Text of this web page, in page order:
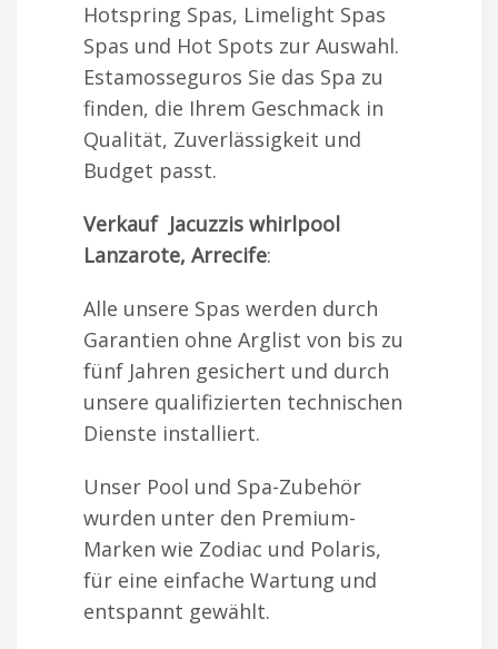
Hotspring Spas, Limelight Spas
Spas und Hot Spots zur Auswahl.
Estamosseguros Sie das Spa zu
finden, die Ihrem Geschmack in
Qualität, Zuverlässigkeit und
Budget passt.
Verkauf Jacuzzis whirlpool
Lanzarote, Arrecife:
Alle unsere Spas werden durch
Garantien ohne Arglist von bis zu
fünf Jahren gesichert und durch
unsere qualifizierten technischen
Dienste installiert.
Unser Pool und Spa-Zubehör
wurden unter den Premium-
Marken wie Zodiac und Polaris,
für eine einfache Wartung und
entspannt gewählt.